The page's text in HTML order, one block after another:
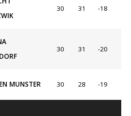
30 31 -18
30 31 -20
MUNSTER 30 28 -19